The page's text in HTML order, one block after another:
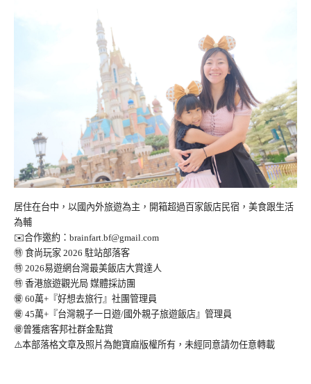
居住在台中，以國內外旅遊為主，開箱超過百家飯店民宿，美食跟生活
為輔
✉️合作邀約： brainfart.bf@gmail.com
㊕ 食尚玩家 2026 駐站部落客
㊕ 2026易遊網台灣最美飯店大賞達人
㊕ 香港旅遊觀光局 媒體採訪團
㊝ 60萬+『好想去旅行』社團管理員
㊝ 45萬+『台灣親子一日遊/國外親子旅遊飯店』管理員
㊝曾獲痞客邦社群金點賞
⚠️本部落格文章及照片為飽寶麻版權所有，未經同意請勿任意轉載